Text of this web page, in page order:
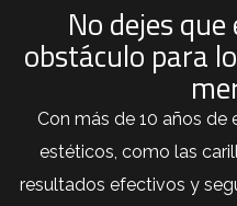
No dejes
obstáculo para
Con más de 10 años de
estéticos, como las
resultados efectivos y